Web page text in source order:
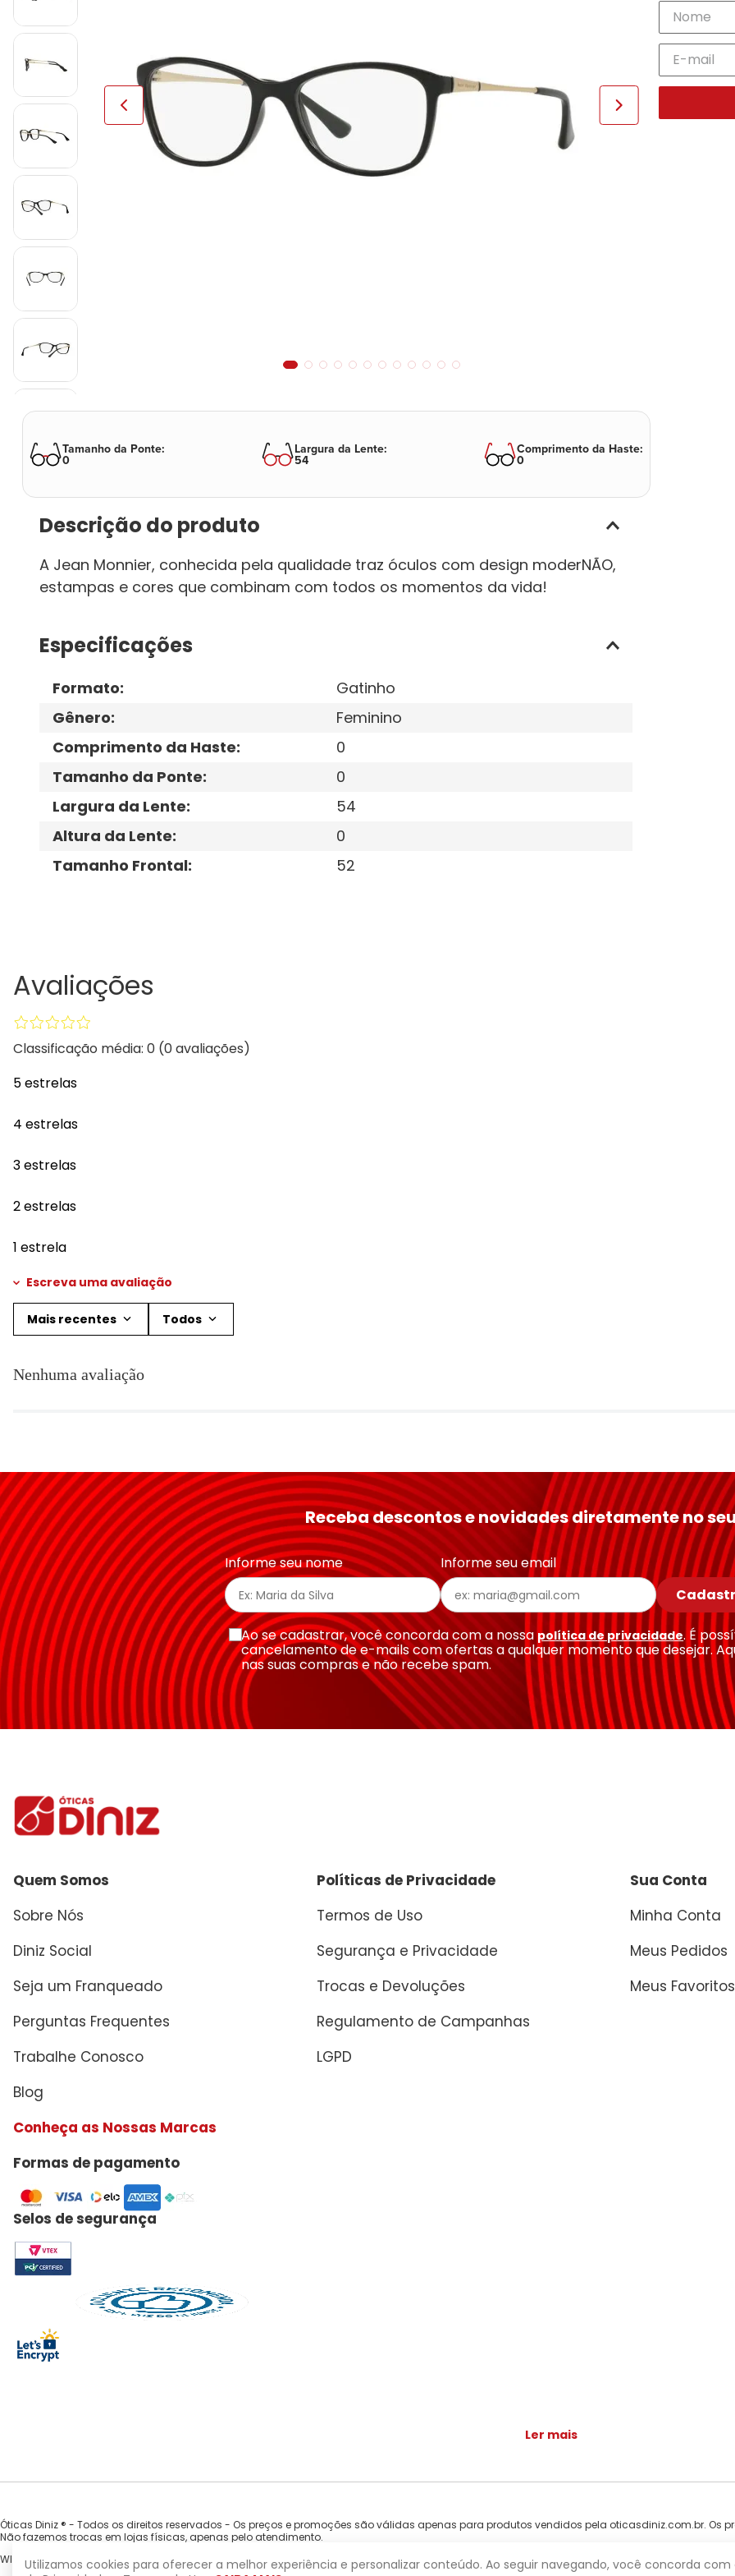
Tamanho da Ponte:
0
Largura da Lente:
54
Comprimento da Haste:
0
Descrição do produto
A Jean Monnier, conhecida pela qualidade traz óculos com design moderNÃO,
estampas e cores que combinam com todos os momentos da vida!
Especificações
Formato:
Gatinho
Gênero:
Feminino
Comprimento da Haste:
0
Tamanho da Ponte:
0
Largura da Lente:
54
Altura da Lente:
0
Tamanho Frontal: 52
Avaliações
Classificação média: 0 (0 avaliações)
5 estrelas
4 estrelas
3 estrelas
2 estrelas
1 estrela
Escreva uma avaliação
Título
★★★★★
Seu nome
Endereço de email
Escreva uma avaliação
Mais recentes Todos
Nenhuma avaliação
Receba descontos e novidades diretamente no
Informe seu nome
Informe seu email
Ao se cadastrar, você concorda com a nossa política de privacidade. É
cancelamento de e-mails com ofertas a qualquer momento que desejar.
nas suas compras e não recebe spam.
Quem Somos
Sobre Nós
Diniz Social
Seja um Franqueado
Perguntas Frequentes
Trabalhe Conosco
Blog
Conheça as Nossas Marcas
Políticas de Privacidade
Termos de Uso
Segurança e Privacidade
Trocas e Devoluções
Regulamento de Campanhas
LGPD
Sua Conta
Minha Conta
Meus Pedidos
Meus Favoritos
Formas de pagamento
Selos de segurança
Ler mais
Óticas Diniz ® - Todos os direitos reservados - Os preços e promoções são válidas apenas para produtos vendidos pela oticasdiniz.com.br. Os
Não fazemos trocas em lojas físicas, apenas pelo atendimento.
WILLA COMERCIO DE OCULOS EIRELI - CNPJ 33.935.754/0001-92 | Av. Nova Cantareira, 2491 - Tucuruvi, São Paulo - SP, 02341-000
Utilizamos cookies para oferecer a melhor experiência e personalizar conteúdo. Ao seguir navegando, você concorda com